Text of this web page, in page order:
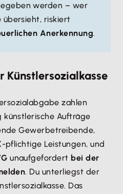
werden – wer
übersieht, riskiert
Anerkennung.
Künstlersozialkasse
zahlen
künstlerische Aufträge
Gewerbetreibende,
pflichtige Leistungen, und
unaufgefordert bei der
. Du unterliegst der
Das